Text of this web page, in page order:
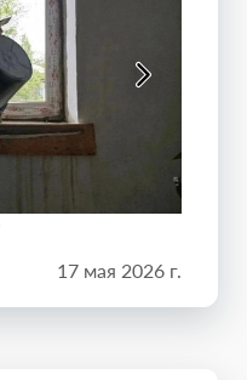
17 мая 2026 г.